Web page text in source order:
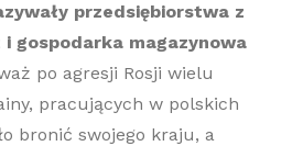
przedsiębiorstwa z
gospodarka magazynowa
po agresji Rosji wielu
pracujących w polskich
bronić swojego kraju, a